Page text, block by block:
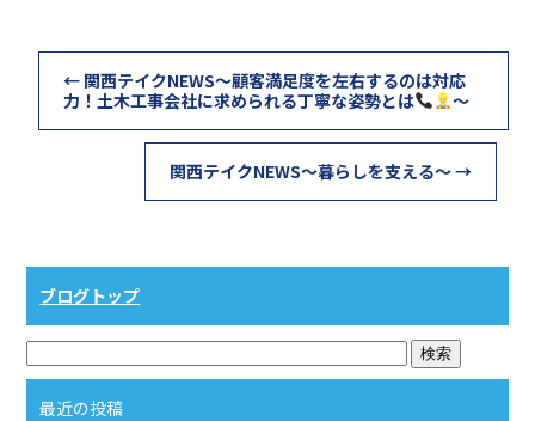
← 関西テイクNEWS～顧客満足度を左右するのは対応
力！土木工事会社に求められる丁寧な姿勢とは
～
関西テイクNEWS～暮らしを支える～→
ブログトップ
最近の投稿